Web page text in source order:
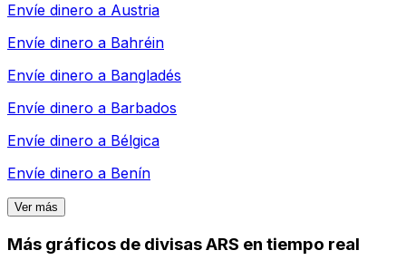
Envíe dinero a Austria
Envíe dinero a Bahréin
Envíe dinero a Bangladés
Envíe dinero a Barbados
Envíe dinero a Bélgica
Envíe dinero a Benín
Ver más
Más gráficos de divisas ARS en tiempo real